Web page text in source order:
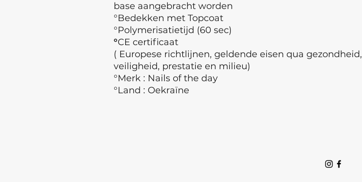
base aangebracht worden
°Bedekken met Topcoat
°Polymerisatietijd (60 sec)
°CE certificaat
( Europese richtlijnen, geldende eisen qua gezondheid,
veiligheid, prestatie en milieu)
°Merk : Nails of the day
°Land : Oekraïne